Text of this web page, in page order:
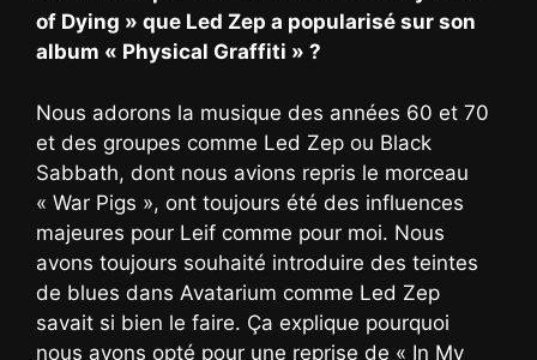
of Dying » que Led Zep a popularisé sur son
album « Physical Graffiti » ?
Nous adorons la musique des années 60 et 70
et des groupes comme Led Zep ou Black
Sabbath, dont nous avions repris le morceau
« War Pigs », ont toujours été des influences
majeures pour Leif comme pour moi. Nous
avons toujours souhaité introduire des teintes
de blues dans Avatarium comme Led Zep
savait si bien le faire. Ça explique pourquoi
nous avons opté pour une reprise de « In My